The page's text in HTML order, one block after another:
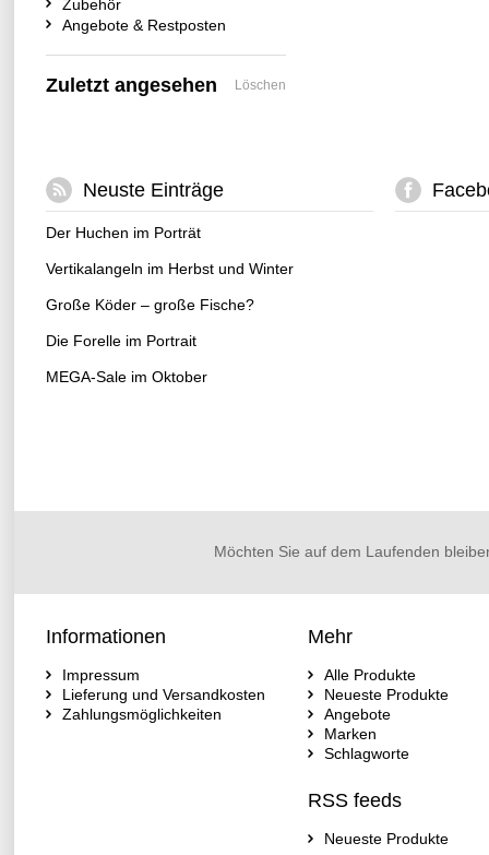
Zubehör
Angebote & Restposten
Zuletzt angesehen Löschen
Neuste Einträge
Der Huchen im Porträt
Vertikalangeln im Herbst und Winter
Große Köder – große Fische?
Die Forelle im Portrait
MEGA-Sale im Oktober
Möchten Sie auf dem Laufenden
Informationen
Impressum
Lieferung und Versandkosten
Zahlungsmöglichkeiten
Mehr
Alle Produkte
Neueste Produkte
Angebote
Marken
Schlagworte
RSS feeds
Neueste Produkte